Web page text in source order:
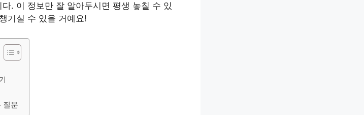
. 이 정보만 잘 알아두시면 평생 놓칠 수 있
기실 수 있을 거예요!
질문